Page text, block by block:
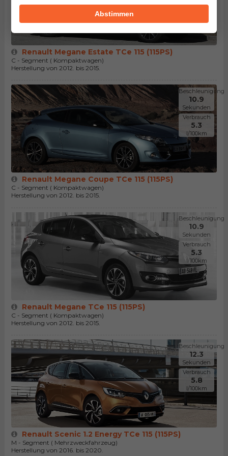
l/100km
Renault Megane Estate TCe 115 (115PS)
C - Segment ( Kompaktwagen)
Herstellung von 2012. bis 2015.
Beschleunigung
10.9
Sekunden
Verbrauch
5.3
l/100km
Renault Megane Coupe TCe 115 (115PS)
C - Segment ( Kompaktwagen)
Herstellung von 2012. bis 2015.
Beschleunigung
10.9
Sekunden
Verbrauch
5.3
l/100km
Renault Megane TCe 115 (115PS)
C - Segment ( Kompaktwagen)
Herstellung von 2012. bis 2015.
Beschleunigung
12.3
Sekunden
Verbrauch
5.8
l/100km
Renault Scenic 1.2 Energy TCe 115 (115PS)
M - Segment ( Mehrzweckfahrzeug)
Herstellung von 2016. bis 2020.
Abstimmen